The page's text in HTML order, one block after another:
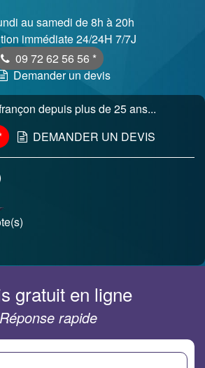
au samedi de 8h à 20h
immédiate 24/24H 7/7J
09 72 62 56 56 *
Demander un devis
depuis plus de 25 ans...
DEMANDER UN DEVIS
gratuit en ligne
Réponse rapide